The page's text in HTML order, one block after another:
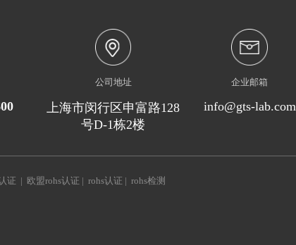
公司地址
上海市闵行区申富路128
号D-1栋2楼
企业邮箱
info@gts-lab.com
证 | 欧盟rohs认证 |rohs认证 |rohs检测